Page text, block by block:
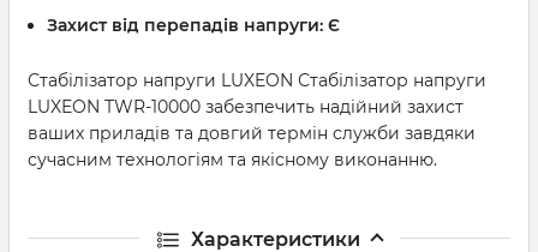
Захист від перепадів напруги: Є
Стабілізатор напруги LUXEON Стабілізатор напруги
LUXEON TWR-10000 забезпечить надійний захист
ваших приладів та довгий термін служби завдяки
сучасним технологіям та якісному виконанню.
Характеристики